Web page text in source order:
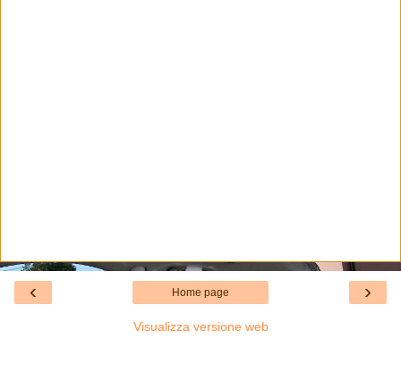
‹ ›
Home page
Visualizza versione web